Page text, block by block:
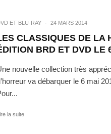
ET BLU-RAY · 24 MARS 2014
CLASSIQUES DE LA
BRD ET DVD LE
nouvelle collection très
va débarquer le 6 mai
la suite